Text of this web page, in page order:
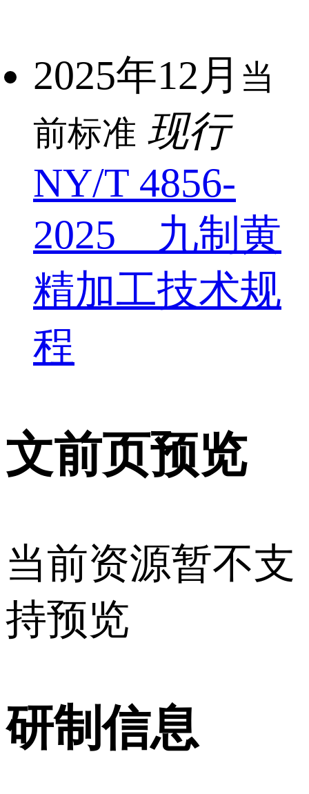
2025年12月 当
前标准 现行
NY/T 4856-
2025 九制黄
精加工技术规
程
文前页预览
当前资源暂不支
持预览
研制信息